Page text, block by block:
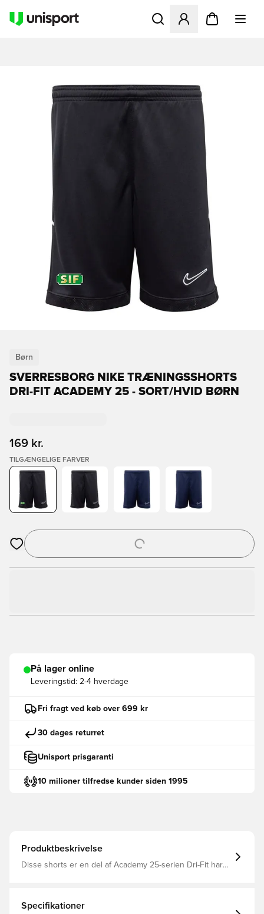
Åbner en Modal til at
Børn
SVERRESBORG NIKE TRÆNINGSSHORTS
DRI-FIT ACADEMY 25 - SORT/HVID BØRN
169 kr.
TILGÆNGELIGE FARVER
Åbner en Modal til at logge ind eller tilmelde dig som medlem
På lager online
Leveringstid: 2-4 hverdage
Fri fragt ved køb over 699 kr
30 dages returret
Unisport prisgaranti
10 milioner tilfredse kunder siden 1995
Produktbeskrivelse
Disse shorts er en del af Academy 25-serien Dri-Fit har
Specifikationer